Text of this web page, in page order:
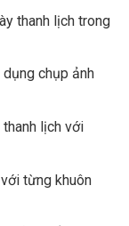
thanh lịch trong
chụp ảnh
lịch với
từng khuôn